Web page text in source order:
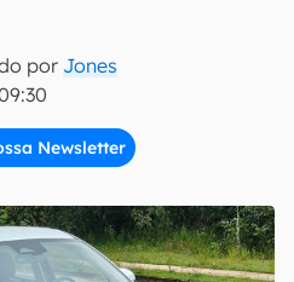
por Jones
Newsletter
do Canaltech.